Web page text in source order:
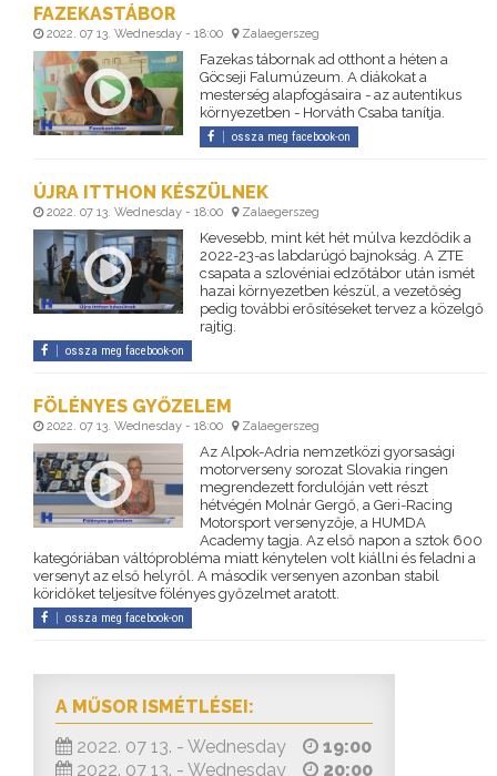
FAZEKASTÁBOR
2022. 07 13. Wednesday - 18:00 Zalaegerszeg
Fazekas tábornak ad otthont a héten a
Göcseji Falumúzeum. A diákokat a
mesterség alapfogásaira - az autentikus
környezetben - Horváth Csaba tanítja.
ossza meg facebook-on
ÚJRA ITTHON KÉSZÜLNEK
2022. 07 13. Wednesday - 18:00 Zalaegerszeg
Kevesebb, mint két hét múlva kezdődik a
2022-23-as labdarúgó bajnokság. A ZTE
csapata a szlovéniai edzőtábor után ismét
hazai környezetben készül, a vezetőség
pedig további erősítéseket tervez a közelgő
rajtig.
ossza meg facebook-on
FÖLÉNYES GYŐZELEM
2022. 07 13. Wednesday - 18:00 Zalaegerszeg
Az Alpok-Adria nemzetközi gyorsasági
motorverseny sorozat Slovakia ringen
megrendezett fordulóján vett részt
hétvégén Molnár Gergő, a Geri-Racing
Motorsport versenyzője, a HUMDA
Academy tagja. Az első napon a sztok 600
kategóriában váltóprobléma miatt kénytelen volt kiállni és feladni a
versenyt az első helyről. A második versenyen azonban stabil
köridőket teljesítve fölényes győzelmet aratott.
ossza meg facebook-on
A MŰSOR ISMÉTLÉSEI:
2022. 07 13. - Wednesday
19:00
2022. 07 13. - Wednesday
20:00